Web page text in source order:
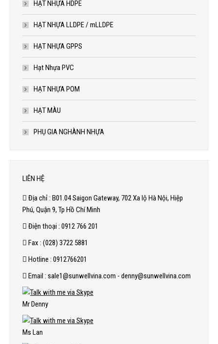
HẠT NHỰA HDPE
HẠT NHỰA LLDPE / mLLDPE
HẠT NHỰA GPPS
Hạt Nhựa PVC
HẠT NHỰA POM
HẠT MÀU
PHỤ GIA NGHÀNH NHỰA
LIÊN HỆ
Địa chỉ : B01.04 Saigon Gateway, 702 Xa lộ Hà Nội, Hiệp
Phú, Quận 9, Tp Hồ Chí Minh
Điện thoại : 0912 766 201
Fax : (028) 3722 5881
Hotline : 0912766201
Email : sale1@sunwellvina.com - denny@sunwellvina.com
Mr Denny
Ms Lan